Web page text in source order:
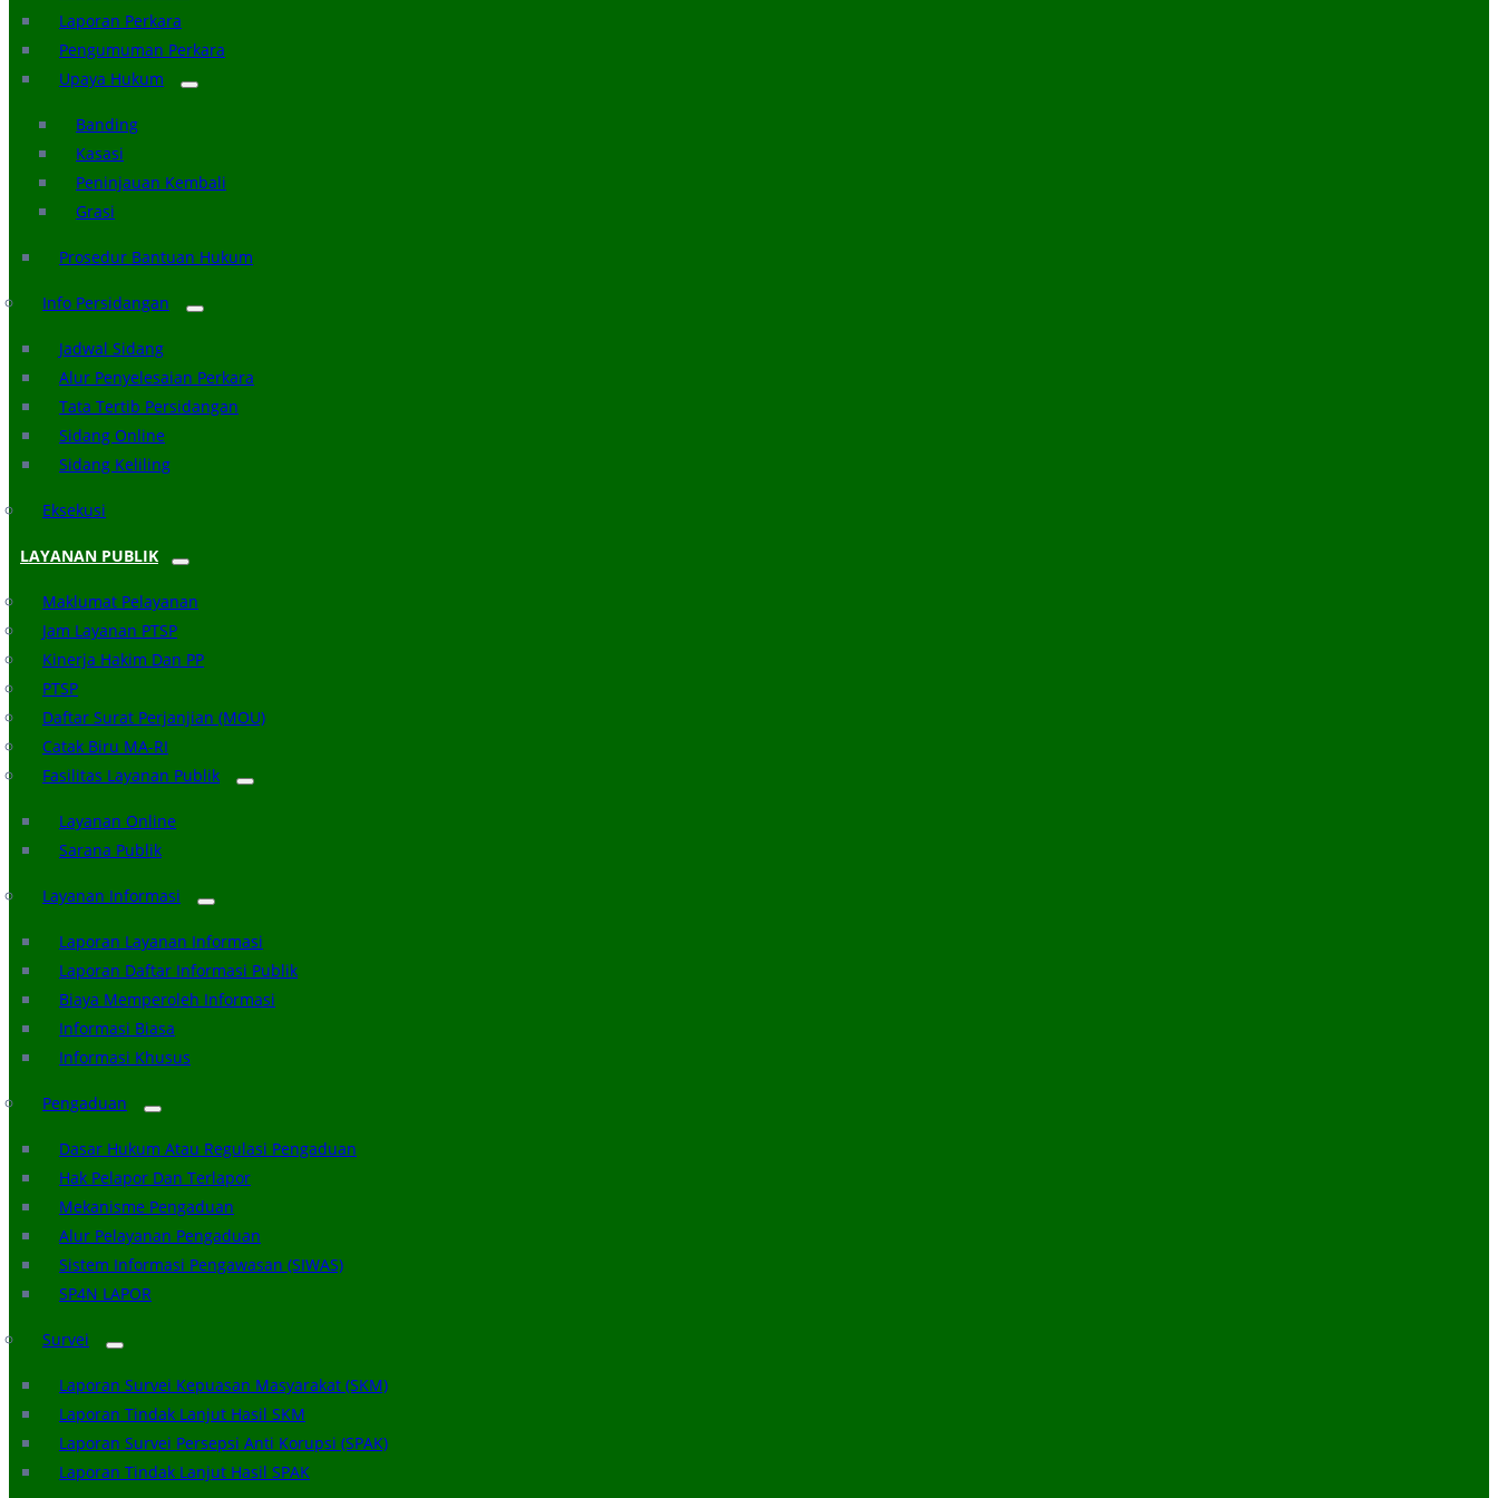
Laporan Perkara
Pengumuman Perkara
Upaya Hukum
Banding
Kasasi
Peninjauan Kembali
Grasi
Prosedur Bantuan Hukum
Info Persidangan
Jadwal Sidang
Alur Penyelesaian Perkara
Tata Tertib Persidangan
Sidang Online
Sidang Keliling
Eksekusi
LAYANAN PUBLIK
Maklumat Pelayanan
Jam Layanan PTSP
Kinerja Hakim Dan PP
PTSP
Daftar Surat Perjanjian (MOU)
Catak Biru MA-RI
Fasilitas Layanan Publik
Layanan Online
Sarana Publik
Layanan Informasi
Laporan Layanan Informasi
Laporan Daftar Informasi Publik
Biaya Memperoleh Informasi
Informasi Biasa
Informasi Khusus
Pengaduan
Dasar Hukum Atau Regulasi Pengaduan
Hak Pelapor Dan Terlapor
Mekanisme Pengaduan
Alur Pelayanan Pengaduan
Sistem Informasi Pengawasan (SIWAS)
SP4N LAPOR
Survei
Laporan Survei Kepuasan Masyarakat (SKM)
Laporan Tindak Lanjut Hasil SKM
Laporan Survei Persepsi Anti Korupsi (SPAK)
Laporan Tindak Lanjut Hasil SPAK